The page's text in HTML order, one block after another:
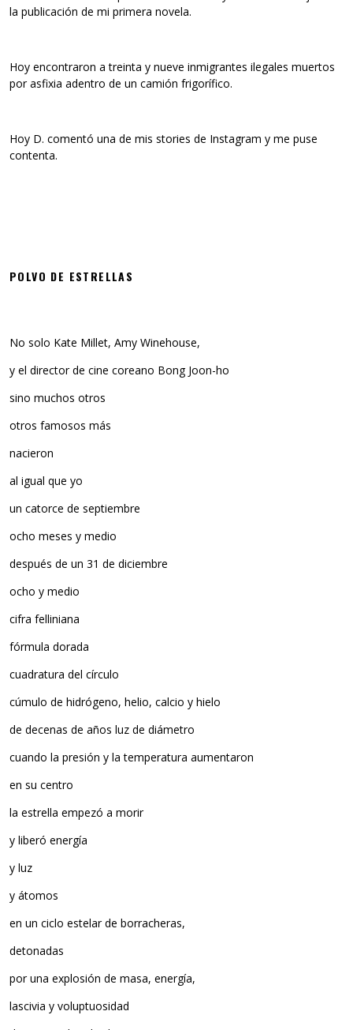
la publicación de mi primera novela.
Hoy encontraron a treinta y nueve inmigrantes ilegales muertos
por asfixia adentro de un camión frigorífico.
Hoy D. comentó una de mis stories de Instagram y me puse
contenta.
POLVO DE ESTRELLAS
No solo Kate Millet, Amy Winehouse,
y el director de cine coreano Bong Joon-ho
sino muchos otros
otros famosos más
nacieron
al igual que yo
un catorce de septiembre
ocho meses y medio
después de un 31 de diciembre
ocho y medio
cifra felliniana
fórmula dorada
cuadratura del círculo
cúmulo de hidrógeno, helio, calcio y hielo
de decenas de años luz de diámetro
cuando la presión y la temperatura aumentaron
en su centro
la estrella empezó a morir
y liberó energía
y luz
y átomos
en un ciclo estelar de borracheras,
detonadas
por una explosión de masa, energía,
lascivia y voluptuosidad